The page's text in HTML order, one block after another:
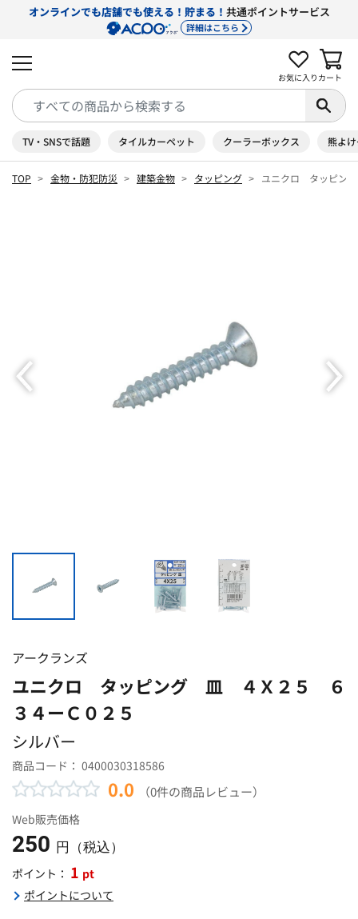
オンラインでも店舗でも使える！貯まる！ 共通ポイントサービス
詳細はこちら
お気に入り カート
TV・SNSで話題 タイルカーペット クーラーボックス 熊よ
TOP 金物・防犯防災 建築金物 タッピング ユニクロ タッピン
アークランズ
ユニクロ タッピング 皿 ４Ｘ２５ ６
３４ーＣ０２５
シルバー
商品コード： 0400030318586
0.0 （0件の商品レビュー）
Web販売価格
250 円（税込）
ポイント： 1 pt
ポイントについて